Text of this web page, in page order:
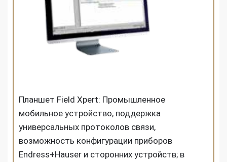
Планшет Field Xpert: Промышленное
мобильное устройство, поддержка
универсальных протоколов связи,
возможность конфигурации приборов
Endress+Hauser и сторонних устройств; в